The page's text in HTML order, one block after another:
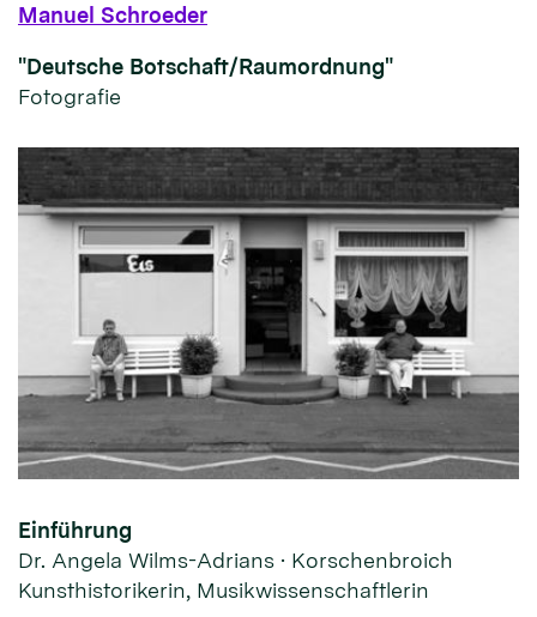
Manuel Schroeder
"Deutsche Botschaft/Raumordnung"
Fotografie
Einführung
Dr. Angela Wilms-Adrians · Korschenbroich
Kunsthistorikerin, Musikwissenschaftlerin